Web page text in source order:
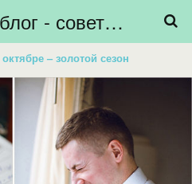
Свадебный блог - советы невестам, подготовка к свадьбе - HiBride
– золотой сезон